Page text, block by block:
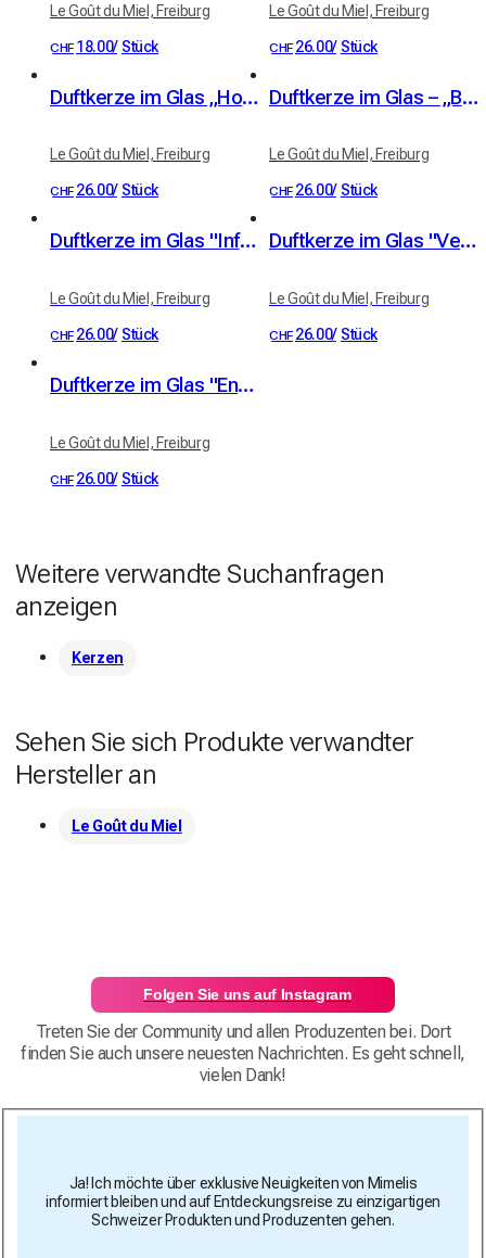
Le Goût du Miel, Freiburg
CHF 18.00/ Stück
Le Goût du Miel, Freiburg
CHF 26.00/ Stück
Duftkerze im Glas „Honigmond“
Le Goût du Miel, Freiburg
CHF 26.00/ Stück
Duftkerze im Glas – „Beerentraum“
Le Goût du Miel, Freiburg
CHF 26.00/ Stück
Duftkerze im Glas "Infusion Dorée"
Le Goût du Miel, Freiburg
CHF 26.00/ Stück
Duftkerze im Glas "Vent des Cimes"
Le Goût du Miel, Freiburg
CHF 26.00/ Stück
Duftkerze im Glas "Entre crème et ciel"
Le Goût du Miel, Freiburg
CHF 26.00/ Stück
Weitere verwandte Suchanfragen
anzeigen
Kerzen
Sehen Sie sich Produkte verwandter
Hersteller an
Le Goût du Miel
Folgen Sie uns auf Instagram
Treten Sie der Community und allen Produzenten bei. Dort
finden Sie auch unsere neuesten Nachrichten. Es geht schnell,
vielen Dank!
Ja! Ich möchte über exklusive Neuigkeiten von Mimelis
informiert bleiben und auf Entdeckungsreise zu einzigartigen
Schweizer Produkten und Produzenten gehen.